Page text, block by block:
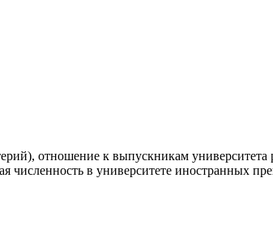
отношение к выпускникам университета
численность в университете иностранных